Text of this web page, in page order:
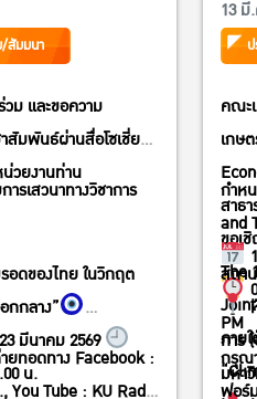
สัมมนา
ม และขอความ
สัมพันธ์ผ่านสื่อโซเชี่ยล
วยงานท่าน
รเสวนาทางวิชาการ
อดของไทย ในวิกฤต
กกลาง”
มีนาคม 2569
น.
ยทอดทาง Facebook :
You Tube : KU Radio
สาธ
โคร
13 มี
คณะ
เกษ
สาธ
ขอเ
The
ภาย
กำห
and
PM
สถา
การ
มหา
กรุณ
ฟอร์